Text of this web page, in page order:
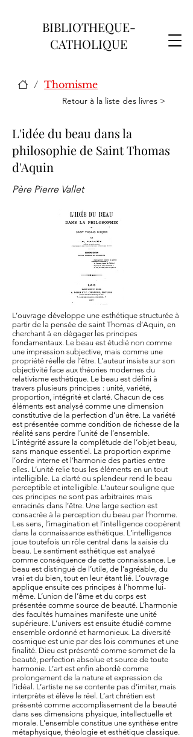
BIBLIOTHEQUE-
CATHOLIQUE
/ Thomisme
Retour à la liste des livres >
L'idée du beau dans la
philosophie de Saint Thomas
d'Aquin
Père Pierre Vallet
L’ouvrage développe une esthétique structurée à
partir de la pensée de saint Thomas d’Aquin, en
cherchant à en dégager les principes
fondamentaux. Le beau est étudié non comme
une impression subjective, mais comme une
propriété réelle de l’être. L’auteur insiste sur son
objectivité face aux théories modernes du
relativisme esthétique. Le beau est défini à
travers plusieurs principes : unité, variété,
proportion, intégrité et clarté. Chacun de ces
éléments est analysé comme une dimension
constitutive de la perfection d’un être. La variété
est présentée comme condition de richesse de la
réalité sans perdre l’unité de l’ensemble.
L’intégrité assure la complétude de l’objet beau,
sans manque essentiel. La proportion exprime
l’ordre interne et l’harmonie des parties entre
elles. L’unité relie tous les éléments en un tout
intelligible. La clarté ou splendeur rend le beau
perceptible et intelligible. L’auteur souligne que
ces principes ne sont pas arbitraires mais
enracinés dans l’être. Une large section est
consacrée à la perception du beau par l’homme.
Les sens, l’imagination et l’intelligence coopèrent
dans la connaissance esthétique. L’intelligence
joue toutefois un rôle central dans la saisie du
beau. Le sentiment esthétique est analysé
comme conséquence de cette connaissance. Le
beau est distingué de l’utile, de l’agréable, du
vrai et du bien, tout en leur étant lié. L’ouvrage
applique ensuite ces principes à l’homme lui-
même. L’union de l’âme et du corps est
présentée comme source de beauté. L’harmonie
des facultés humaines manifeste une unité
supérieure. L’univers est ensuite étudié comme
ensemble ordonné et harmonieux. La diversité
cosmique est unie par des lois communes et une
finalité. Dieu est présenté comme sommet de la
beauté, perfection absolue et source de toute
harmonie. L’art est enfin abordé comme
prolongement de la nature et expression de
l’idéal. L’artiste ne se contente pas d’imiter, mais
interprète et élève le réel. L’art chrétien est
présenté comme accomplissement de la beauté
dans ses dimensions physique, intellectuelle et
morale. L’ensemble constitue une synthèse entre
métaphysique, théologie et esthétique classique.